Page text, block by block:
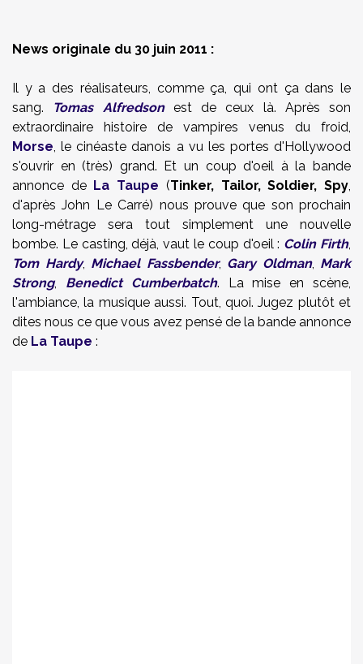
News originale du 30 juin 2011 :
Il y a des réalisateurs, comme ça, qui ont ça dans le
sang. Tomas Alfredsonest de ceux là. Après son
extraordinaire histoire de vampires venus du froid,
Morse, le cinéaste danois a vu les portes d'Hollywood
s'ouvrir en (très) grand. Et un coup d'oeil à la bande
annonce de La Taupe (Tinker, Tailor, Soldier, Spy,
d'après John Le Carré) nous prouve que son prochain
long-métrage sera tout simplement une nouvelle
bombe. Le casting, déjà, vaut le coup d'oeil : Colin Firth,
Tom Hardy, Michael Fassbender, Gary Oldman, Mark
Strong, Benedict Cumberbatch. La mise en scène,
l'ambiance, la musique aussi. Tout, quoi. Jugez plutôt et
dites nous ce que vous avez pensé de la bande annonce
de La Taupe :